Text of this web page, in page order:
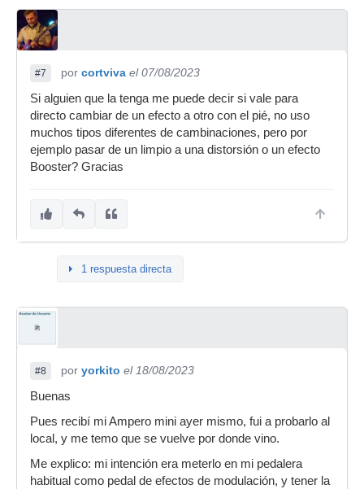
#7 por cortviva el 07/08/2023
Si alguien que la tenga me puede decir si vale para
directo cambiar de un efecto a otro con el pié, no uso
muchos tipos diferentes de cambinaciones, pero por
ejemplo pasar de un limpio a una distorsión o un efecto
Booster? Gracias
1 respuesta directa
#8 por yorkito el 18/08/2023
Buenas
Pues recibí mi Ampero mini ayer mismo, fui a probarlo al
local, y me temo que se vuelve por donde vino.
Me explico: mi intención era meterlo en mi pedalera
habitual como pedal de efectos de modulación, y tener la